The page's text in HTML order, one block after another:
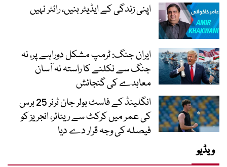
اپنی زندگی کے ایڈیٹر بنیں، رائٹر نہیں
ایران جنگ: ٹرمپ مشکل دوراہے پر، نہ
جنگ سے نکلنے کا راستہ نہ آسان
معاہدے کی گنجائش
انگلینڈ کے فاسٹ بولر جان ٹرنر 25 برس
کی عمر میں کرکٹ سے ریٹائر، انجریز کو
فیصلہ کی وجہ قرار دے دیا
ویڈیو